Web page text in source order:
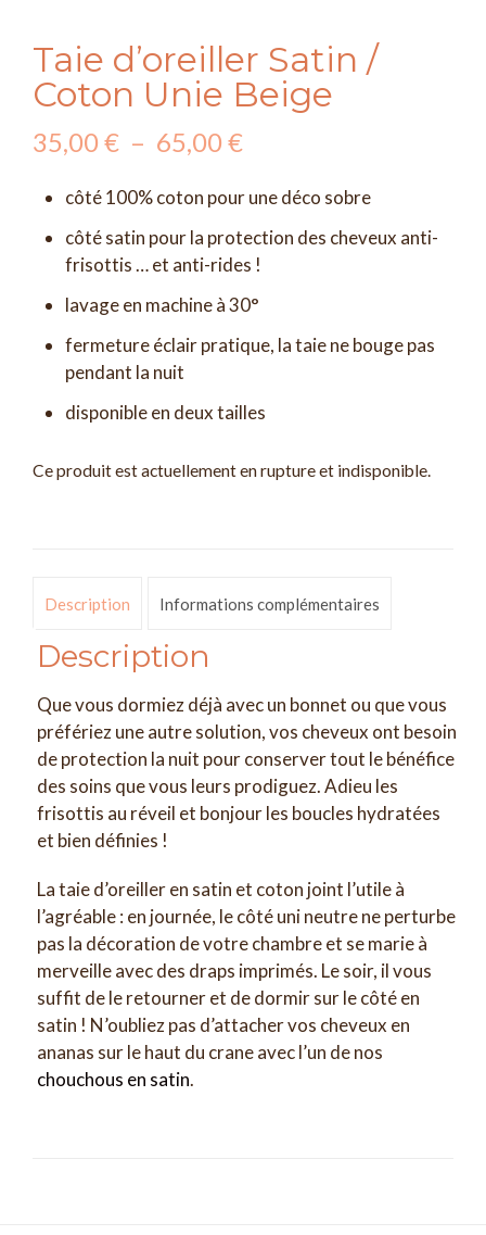
Taie d’oreiller Satin /
Coton Unie Beige
35,00€ – 65,00€Plage
35,00 €
à
65,00 €
côté 100% coton pour une déco sobre
côté satin pour la protection des cheveux anti-
frisottis … et anti-rides !
lavage en machine à 30°
fermeture éclair pratique, la taie ne bouge pas
pendant la nuit
disponible en deux tailles
Ce produit est actuellement en rupture et indisponible.
Description Informations complémentaires
Description
Que vous dormiez déjà avec un bonnet ou que vous
préfériez une autre solution, vos cheveux ont besoin
de protection la nuit pour conserver tout le bénéfice
des soins que vous leurs prodiguez. Adieu les
frisottis au réveil et bonjour les boucles hydratées
et bien définies !
La taie d’oreiller en satin et coton joint l’utile à
l’agréable : en journée, le côté uni neutre ne perturbe
pas la décoration de votre chambre et se marie à
merveille avec des draps imprimés. Le soir, il vous
suffit de le retourner et de dormir sur le côté en
satin ! N’oubliez pas d’attacher vos cheveux en
ananas sur le haut du crane avec l’un de nos
chouchous en satin.